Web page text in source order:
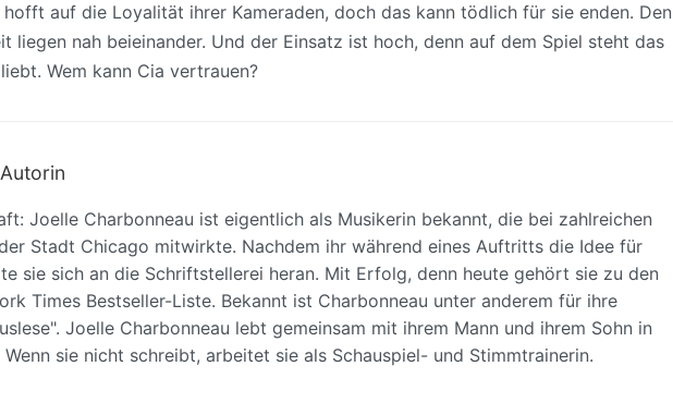
auf die Loyalität ihrer Kameraden, doch das kann tödlich für sie enden.
liegen nah beieinander. Und der Einsatz ist hoch, denn auf dem Spiel steht das
Wem kann Cia vertrauen?
Joelle Charbonneau ist eigentlich als Musikerin bekannt, die bei zahlreichen
Stadt Chicago mitwirkte. Nachdem ihr während eines Auftritts die Idee für
sie sich an die Schriftstellerei heran. Mit Erfolg, denn heute gehört sie zu den
Times Bestseller-Liste. Bekannt ist Charbonneau unter anderem für ihre
Joelle Charbonneau lebt gemeinsam mit ihrem Mann und ihrem Sohn in
sie nicht schreibt, arbeitet sie als Schauspiel- und Stimmtrainerin.